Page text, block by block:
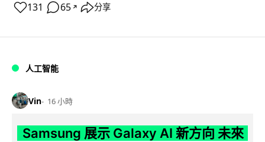
131 65 ↗ 分享
人工智能
Vin 16 小時
Samsung 展示 Galaxy AI 新方向 未來